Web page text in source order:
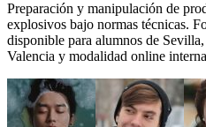
Preparación y manipulación de
explosivos bajo normas técnicas.
disponible para alumnos de
Valencia y modalidad online